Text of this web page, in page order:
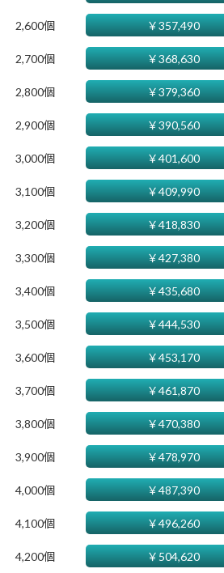
2,600個 ￥357,490
2,700個 ￥368,630
2,800個 ￥379,360
2,900個 ￥390,560
3,000個 ￥401,600
3,100個 ￥409,990
3,200個 ￥418,830
3,300個 ￥427,380
3,400個 ￥435,680
3,500個 ￥444,530
3,600個 ￥453,170
3,700個 ￥461,870
3,800個 ￥470,380
3,900個 ￥478,970
4,000個 ￥487,390
4,100個 ￥496,260
4,200個 ￥504,620